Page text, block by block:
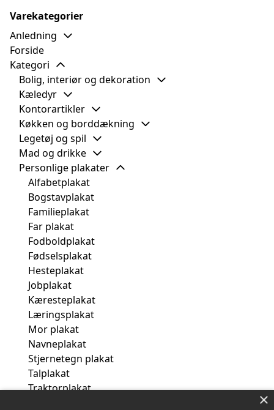
Varekategorier
Anledning
Forside
Kategori
Bolig, interiør og dekoration
Kæledyr
Kontorartikler
Køkken og borddækning
Legetøj og spil
Mad og drikke
Personlige plakater
Alfabetplakat
Bogstavplakat
Familieplakat
Far plakat
Fodboldplakat
Fødselsplakat
Hesteplakat
Jobplakat
Kæresteplakat
Læringsplakat
Mor plakat
Navneplakat
Stjernetegn plakat
Talplakat
Traktorplakat
×